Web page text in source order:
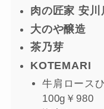
肉の匠家 安川
大のや醸造
茶乃芽
KOTEMARI
牛肩ロース
100g￥980